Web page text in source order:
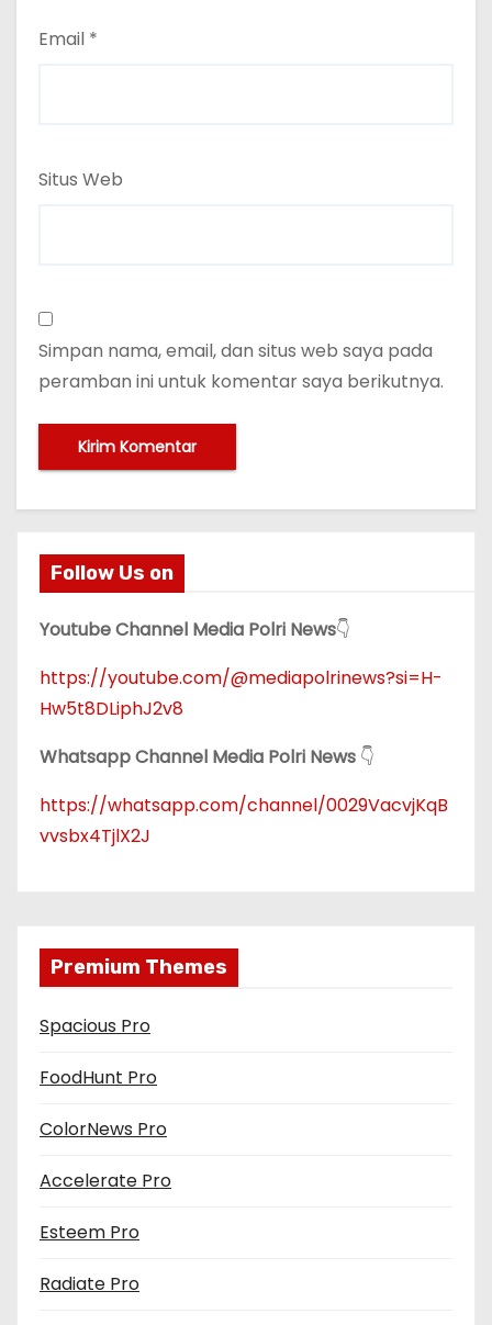
Email *
Situs Web
Simpan nama, email, dan situs web saya pada
peramban ini untuk komentar saya berikutnya.
Follow Us on
Youtube Channel Media Polri News👇
https://youtube.com/@mediapolrinews?si=H-
Hw5t8DLiphJ2v8
Whatsapp Channel Media Polri News 👇
https://whatsapp.com/channel/0029VacvjKqB
vvsbx4TjlX2J
Premium Themes
Spacious Pro
FoodHunt Pro
ColorNews Pro
Accelerate Pro
Esteem Pro
Radiate Pro